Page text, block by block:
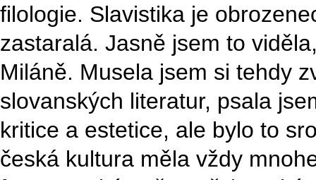
filologie. Slavistika je
zastaralá. Jasně jsem to
Miláně. Musela jsem si tehdy
slovanských literatur, psala
kritice a estetice, ale bylo to
česká kultura měla vždy